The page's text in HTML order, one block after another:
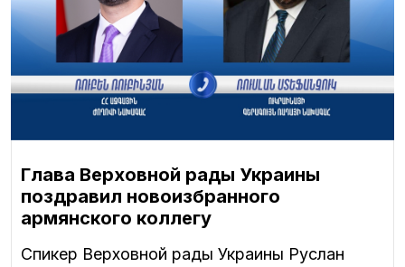
Глава Верховной рады Украины
поздравил новоизбранного
армянского коллегу
Спикер Верховной рады Украины Руслан